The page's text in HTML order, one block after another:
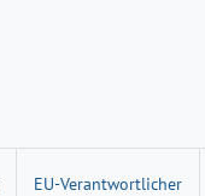
EU-Verantwortlicher